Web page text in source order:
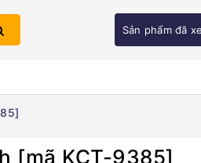
Sản phẩm đã
[mã KCT-9385]